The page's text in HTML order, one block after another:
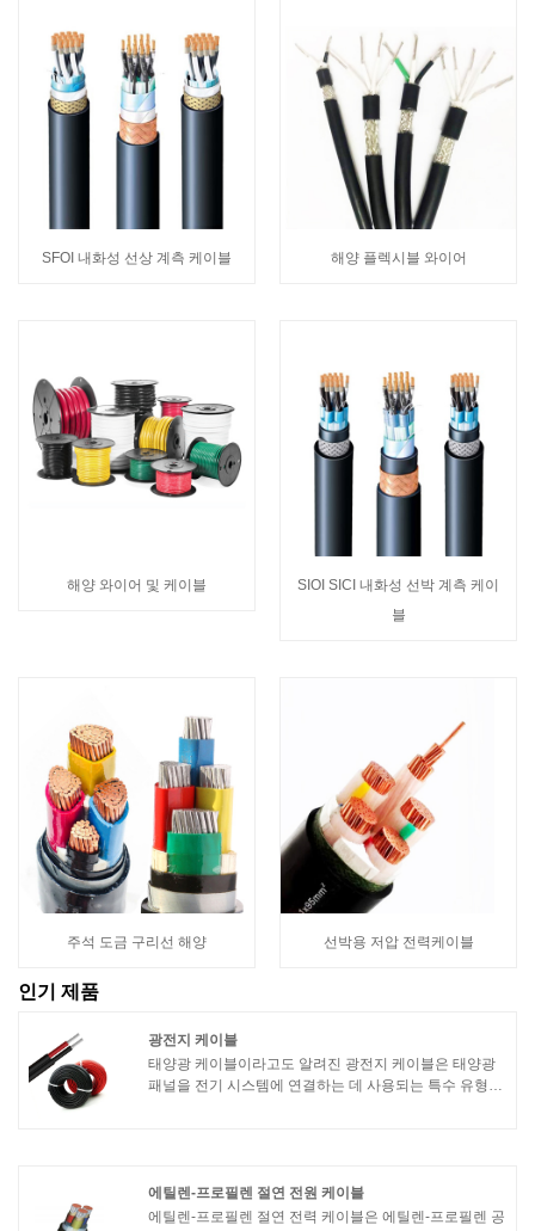
SFOI 내화성 선상 계측 케이블 해양 플렉시블 와이어
해양 와이어 및 케이블
SIOI SICI 내화성 선박 계측 케이
블
주석 도금 구리선 해양 선박용 저압 전력케이블
인기 제품
광전지 케이블
태양광 케이블이라고도 알려진 광전지 케이블은 태양광
패널을 전기 시스템에 연결하는 데 사용되는 특수 유형의
에틸렌-프로필렌 절연 전원 케이블
에틸렌-프로필렌 절연 전력 케이블은 에틸렌-프로필렌 공